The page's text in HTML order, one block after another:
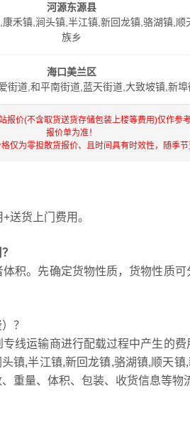
河源东源县
禾镇,涧头镇,半江镇,新回龙镇,骆湖镇,
族乡
海口美兰区
街道,和平南街道,蓝天街道,大致坡镇,新
报价(不含取货送货存储包装上楼等费用)仅作参
报价单为准！
仅为零担散货报价、且时间具有时效性，随季节
送货上门费用。
积。先确定货物性质，货物性质
？
线运输商进行配载过程中产生的
镇,半江镇,新回龙镇,骆湖镇,顺天
重量、体积、包装、收货信息等物